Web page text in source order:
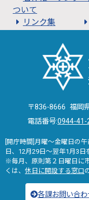
ついて
リンク集
〒836-8666 福岡
電話番号:0944-41-
[開庁時間]月曜～金曜日の
日、12月29日～翌年1月3日
※毎月、原則第２日曜日に
くは、 休日に開設する窓口
各課お問い合わ